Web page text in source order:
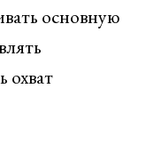
основную
охват